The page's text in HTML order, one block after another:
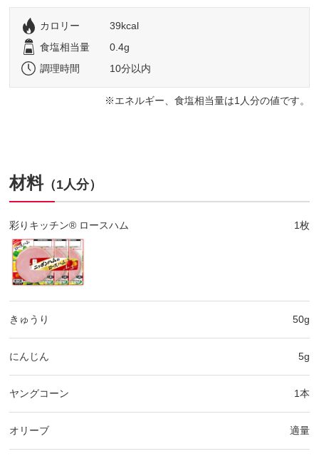
カロリー
39kcal
食塩相当量
0.4g
調理時間
10分以内
エネルギー、食塩相当量は1人分の値です。
材料（1人分）
彩りキッチン® ロースハム 1枚
きゅうり 50g
にんじん 5g
ヤングコーン 1本
オリーブ 適量